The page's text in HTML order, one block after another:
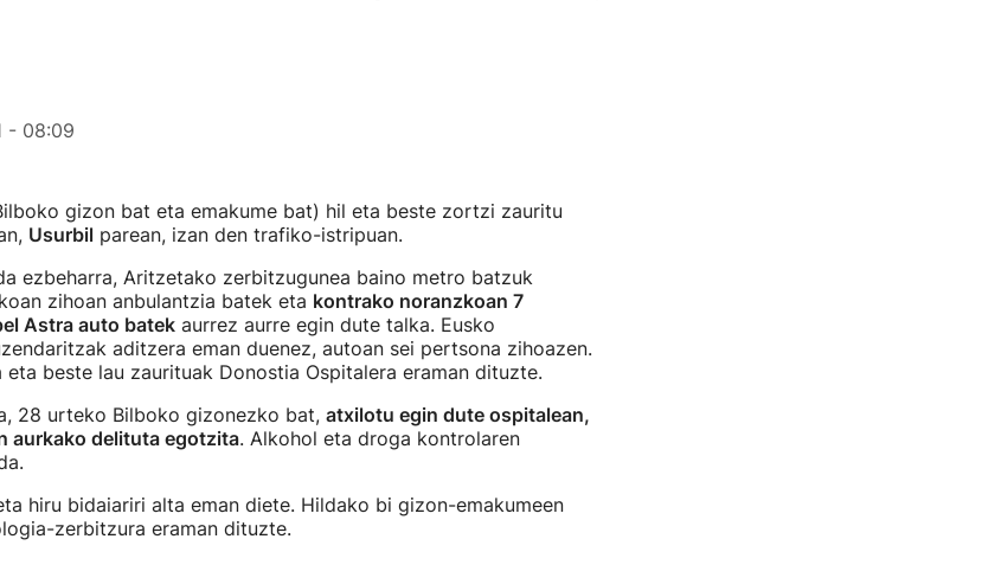
- 08:09
gizon bat eta emakume bat) hil eta beste zortzi zauritu
Usurbilparean, izan den trafiko-istripuan.
ezbeharra, Aritzetako zerbitzugunea baino metro batzuk
zihoan anbulantzia batek eta kontrako noranzkoan 7
Astra auto batekaurrez aurre egin dute talka. Eusko
aditzera eman duenez, autoan sei pertsona zihoazen.
beste lau zaurituak Donostia Ospitalera eraman dituzte.
28 urteko Bilboko gizonezko bat, atxilotu egin dute ospitalean,
aurkako delituta egotzita. Alkohol eta droga kontrolaren
hiru bidaiariri alta eman diete. Hildako bi gizon-emakumeen
zerbitzura eraman dituzte.